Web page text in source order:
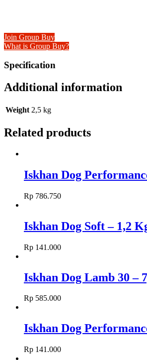
Join Group Buy
What is Group Buy?
Specification
Additional information
Weight 2,5 kg
Related products
Iskhan Dog
Rp 786.750
Iskhan Dog Soft – 1,2
Rp 141.000
Iskhan Dog Lamb 30 –
Rp 585.000
Iskhan Dog
Rp 141.000